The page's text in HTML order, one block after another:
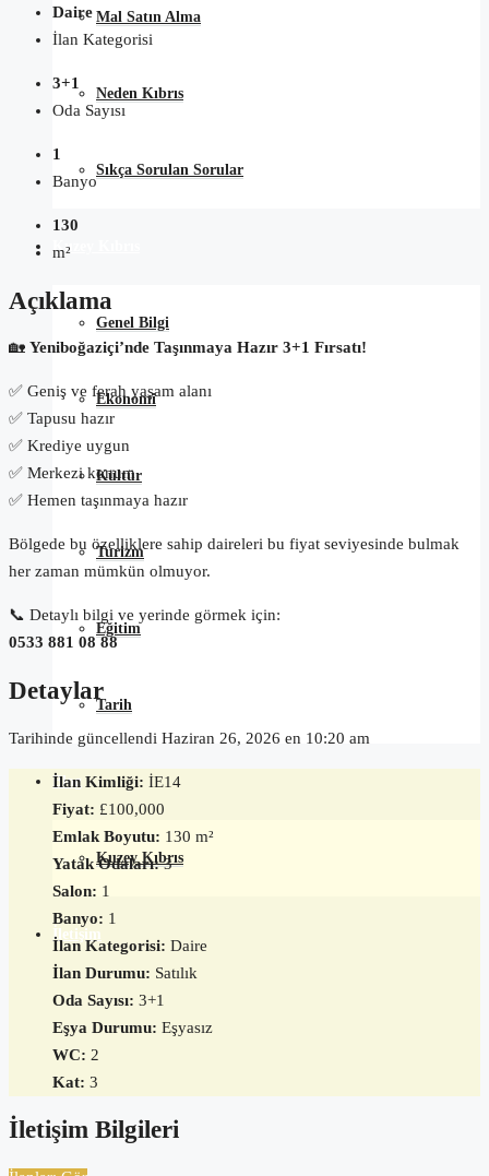
Mal Satın Alma
Neden Kıbrıs
Sıkça Sorulan Sorular
Kuzey Kıbrıs
Genel Bilgi
Ekonomi
Kültür
Turizm
Eğitim
Tarih
Blog
Kuzey Kıbrıs
İletişim
Daire
İlan Kategorisi
3+1
Oda Sayısı
1
Banyo
130
m²
Açıklama
🏡 Yeniboğaziçi’nde Taşınmaya Hazır 3+1 Fırsatı!
✅ Geniş ve ferah yaşam alanı
✅ Tapusu hazır
✅ Krediye uygun
✅ Merkezi konum
✅ Hemen taşınmaya hazır
Bölgede bu özelliklere sahip daireleri bu fiyat seviyesinde bulmak
her zaman mümkün olmuyor.
📞 Detaylı bilgi ve yerinde görmek için:
0533 881 08 88
Detaylar
Tarihinde güncellendi Haziran 26, 2026 en 10:20 am
İlan Kimliği: İE14
Fiyat: £100,000
Emlak Boyutu: 130 m²
Yatak Odaları: 3
Salon: 1
Banyo: 1
İlan Kategorisi: Daire
İlan Durumu: Satılık
Oda Sayısı: 3+1
Eşya Durumu: Eşyasız
WC: 2
Kat: 3
İletişim Bilgileri